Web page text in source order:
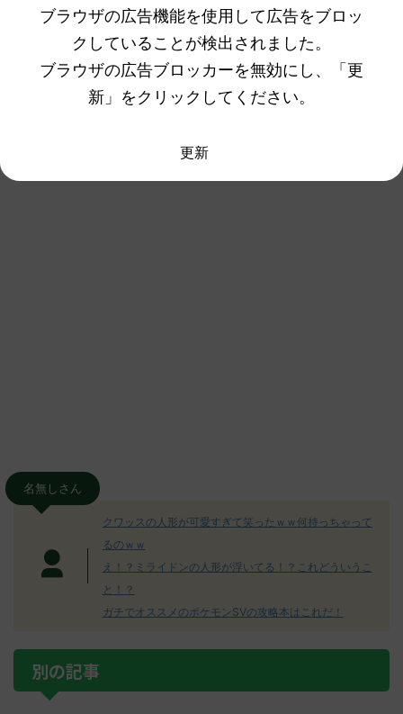
実際どうなんだ
名無しさん
クワッスの人形が可愛すぎて笑ったｗｗ何持っちゃって
るのｗｗ
え！？ミライドンの人形が浮いてる！？これどういうこ
と！？
ガチでオススメのポケモンSVの攻略本はこれだ！
別の記事
ブラウザの広告機能を使用して広告をブロッ
クしていることが検出されました。
ブラウザの広告ブロッカーを無効にし、「更
新」をクリックしてください。
更新